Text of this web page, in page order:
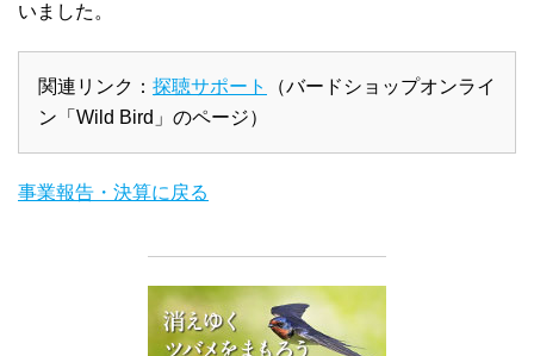
いました。
関連リンク： 探聴サポート
（バードショップオンライ
ン「Wild Bird」のページ）
事業報告・決算に戻る